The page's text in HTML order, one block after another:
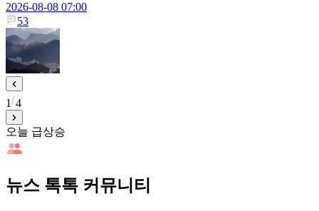
2026-08-08 07:00
53
1 4
오늘 급상승
뉴스 톡톡 커뮤니티